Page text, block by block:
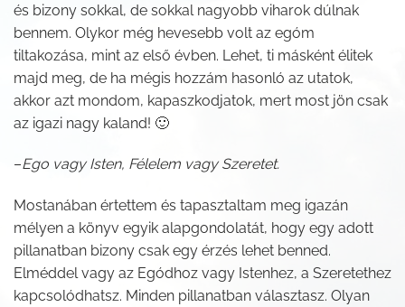
és bizony sokkal, de sokkal nagyobb viharok dúlnak
bennem. Olykor még hevesebb volt az egóm
tiltakozása, mint az első évben. Lehet, ti másként élitek
majd meg, de ha mégis hozzám hasonló az utatok,
akkor azt mondom, kapaszkodjatok, mert most jön csak
az igazi nagy kaland! 🙂
–Ego vagy Isten, Félelem vagy Szeretet.
Mostanában értettem és tapasztaltam meg igazán
mélyen a könyv egyik alapgondolatát, hogy egy adott
pillanatban bizony csak egy érzés lehet benned.
Elméddel vagy az Egódhoz vagy Istenhez, a Szeretethez
kapcsolódhatsz. Minden pillanatban választasz. Olyan